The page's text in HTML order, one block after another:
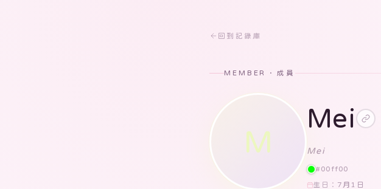
回到記錄庫
MEMBER · 成員
M
Mei
Mei
#00ff00
生日： 7月1日